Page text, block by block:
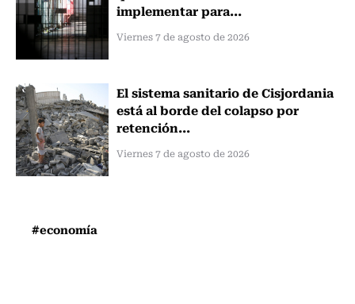
implementar para...
Viernes 7 de agosto de 2026
El sistema sanitario de Cisjordania
está al borde del colapso por
retención...
Viernes 7 de agosto de 2026
#economía